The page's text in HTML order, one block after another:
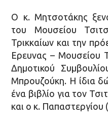
Ο κ. Μητσοτάκης
του Μουσείου
Τρικκαίων και την
Ερευνας – Μουσείου
Δημοτικού
Μπρουζούκη. Η ίδια
ένα βιβλίο για τον
και ο κ. Παπαστεργίου